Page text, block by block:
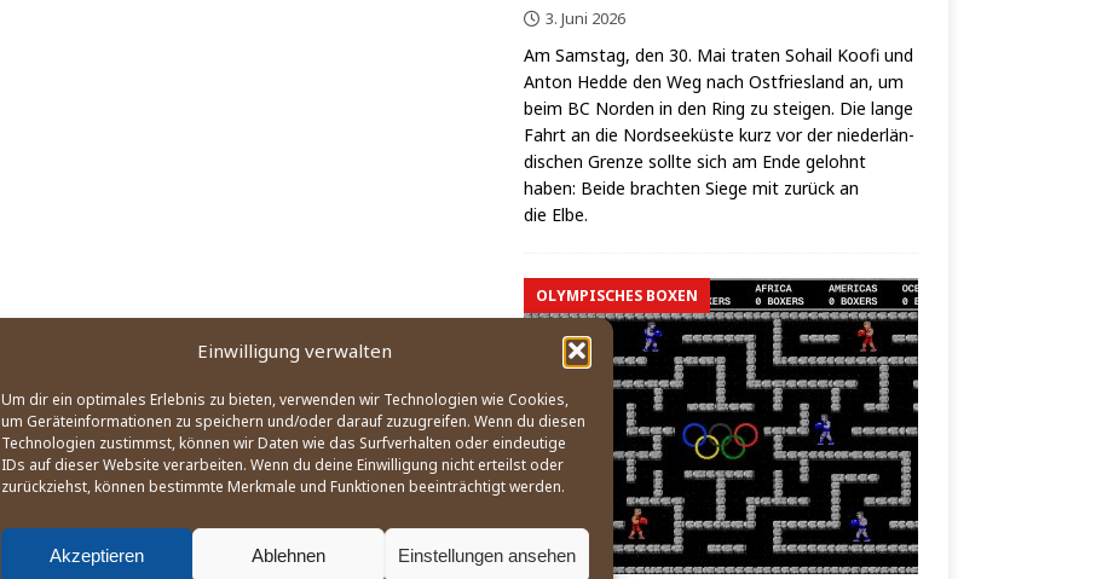
Einwilligung verwalten
Um dir ein optimales Erlebnis zu bieten, verwenden wir Technologien wie Cookies,
um Geräteinformationen zu speichern und/oder darauf zuzugreifen. Wenn du diesen
Technologien zustimmst, können wir Daten wie das Surfverhalten oder eindeutige
IDs auf dieser Website verarbeiten. Wenn du deine Einwilligung nicht erteilst oder
zurückziehst, können bestimmte Merkmale und Funktionen beeinträchtigt werden.
Akzeptieren Ablehnen Einstellungen ansehen
3. Juni 2026
Am Sams­tag, den 30. Mai tra­ten Sohail Koo­fi und
Anton Hed­de den Weg nach Ost­fries­land an, um
beim BC Nor­den in den Ring zu stei­gen. Die lan­ge
Fahrt an die Nord­see­küs­te kurz vor der nie­der­län­
di­schen Gren­ze soll­te sich am Ende gelohnt
haben: Bei­de brach­ten Sie­ge mit zurück an
die Elbe.
OLYMPISCHES BOXEN